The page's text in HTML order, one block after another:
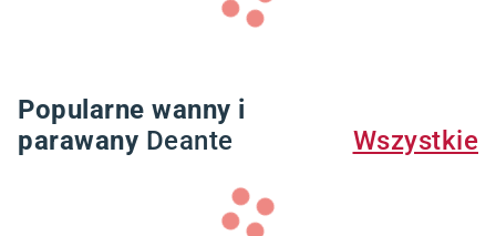
Popularne wanny i
parawany Deante Wszystkie